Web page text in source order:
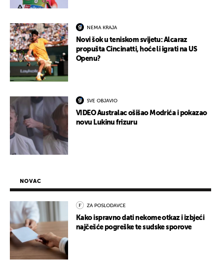
NEMA KRAJA
Novi šok u teniskom svijetu: Alcaraz
propušta Cincinatti, hoće li igrati na US
Openu?
SVE OBJAVIO
VIDEO Australac ošišao Modrića i pokazao
novu Lukinu frizuru
NOVAC
ZA POSLODAVCE
Kako ispravno dati nekome otkaz i izbjeći
najčešće pogreške te sudske sporove